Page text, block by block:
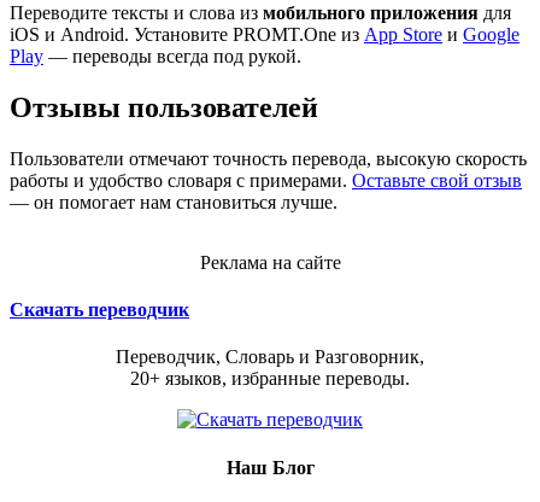
Переводите тексты и слова из мобильного приложения для
iOS и Android. Установите PROMT.One из App Store и Google
Play — переводы всегда под рукой.
Отзывы пользователей
Пользователи отмечают точность перевода, высокую скорость
работы и удобство словаря с примерами. Оставьте свой отзыв
— он помогает нам становиться лучше.
Реклама на сайте
Скачать переводчик
Переводчик, Словарь и Разговорник,
20+ языков, избранные переводы.
Наш Блог